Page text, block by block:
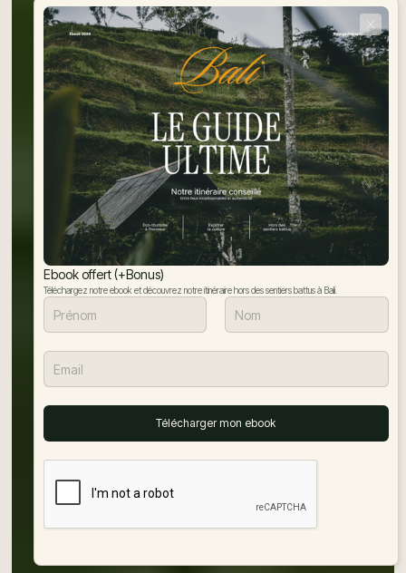
Ebook offert (+Bonus)
Téléchargez notre ebook et découvrez notre itinéraire hors des sentiers battus à Bali.